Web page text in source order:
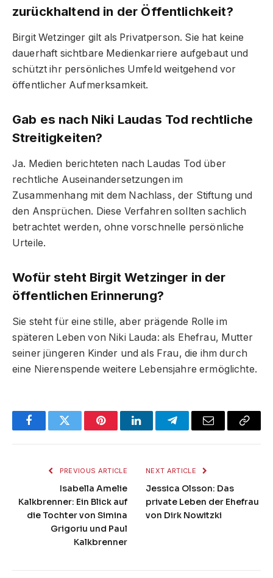
zurückhaltend in der Öffentlichkeit?
Birgit Wetzinger gilt als Privatperson. Sie hat keine
dauerhaft sichtbare Medienkarriere aufgebaut und
schützt ihr persönliches Umfeld weitgehend vor
öffentlicher Aufmerksamkeit.
Gab es nach Niki Laudas Tod rechtliche
Streitigkeiten?
Ja. Medien berichteten nach Laudas Tod über
rechtliche Auseinandersetzungen im
Zusammenhang mit dem Nachlass, der Stiftung und
den Ansprüchen. Diese Verfahren sollten sachlich
betrachtet werden, ohne vorschnelle persönliche
Urteile.
Wofür steht Birgit Wetzinger in der
öffentlichen Erinnerung?
Sie steht für eine stille, aber prägende Rolle im
späteren Leben von Niki Lauda: als Ehefrau, Mutter
seiner jüngeren Kinder und als Frau, die ihm durch
eine Nierenspende weitere Lebensjahre ermöglichte.
FacebookTwitter PinterestLinkedInTelegramEmail
Copy
PREVIOUS ARTICLE
Isabella Amelie
Kalkbrenner: Ein Blick auf
die Tochter von Simina
Grigoriu und Paul
Kalkbrenner
NEXT ARTICLE
Jessica Olsson: Das
private Leben der Ehefrau
von Dirk Nowitzki